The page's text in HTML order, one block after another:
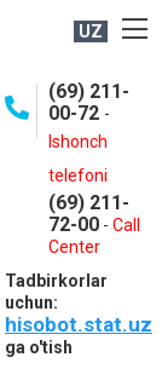
UZ
(69) 211-
00-72 -
Ishonch
telefoni
(69) 211-
72-00 - Call
Center
Tadbirkorlar
uchun:
hisobot.stat.uz
ga o'tish